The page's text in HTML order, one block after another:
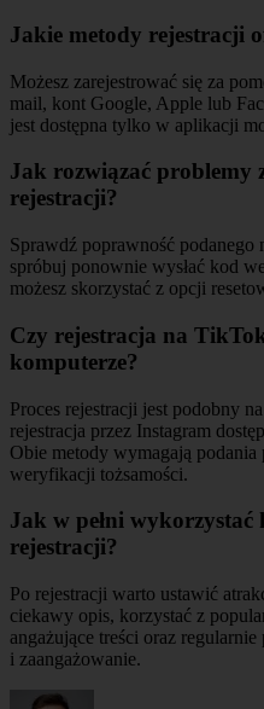
Jakie metody rejestracji
Możesz zarejestrować się za
mail, kont Google, Apple lub
jest dostępna tylko w aplikacji
Jak rozwiązać problemy
rejestracji?
Sprawdź poprawność podanego
spróbuj ponownie wysłać kod
możesz skorzystać z opcji
Czy rejestracja na
komputerze?
Proces rejestracji jest podobny
rejestracja przez Instagram
Obie metody wymagają
weryfikacji tożsamości.
Jak w pełni
rejestracji?
Po rejestracji warto ustawić
ciekawy opis, korzystać z
angażujące treści oraz
i zaangażowanie.